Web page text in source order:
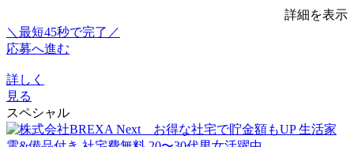
詳細を表示
＼最短45秒で完了／
応募へ進む
詳しく
見る
スペシャル